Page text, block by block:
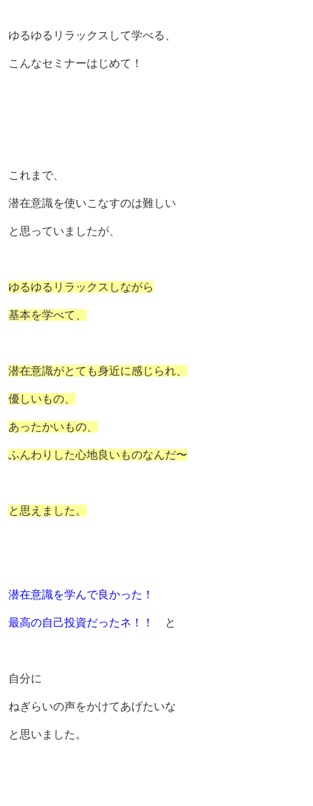
ゆるゆるリラックスして学べる、
こんなセミナーはじめて！
これまで、
潜在意識を使いこなすのは難しい
と思っていましたが、
ゆるゆるリラックスしながら
基本を学べて、
潜在意識がとても身近に感じられ、
優しいもの、
あったかいもの、
ふんわりした心地良いものなんだ〜
と思えました。
潜在意識を学んで良かった！
最高の自己投資だったネ！！ と
自分に
ねぎらいの声をかけてあげたいな
と思いました。